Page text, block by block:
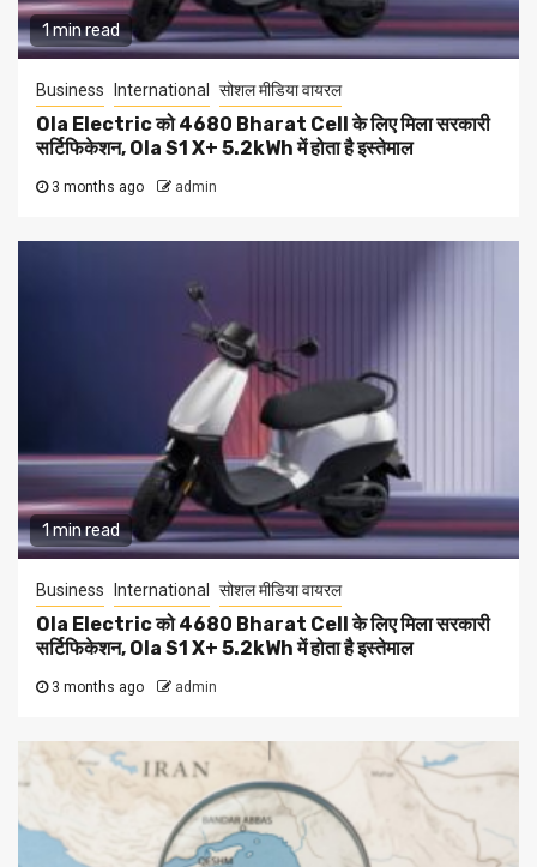
1 min read
Business International सोशल मीडिया वायरल
Ola Electric को 4680 Bharat Cell के लिए मिला सरकारी
सर्टिफिकेशन, Ola S1 X+ 5.2kWh में होता है इस्तेमाल
3 months ago admin
1 min read
Business International सोशल मीडिया वायरल
Ola Electric को 4680 Bharat Cell के लिए मिला सरकारी
सर्टिफिकेशन, Ola S1 X+ 5.2kWh में होता है इस्तेमाल
3 months ago admin